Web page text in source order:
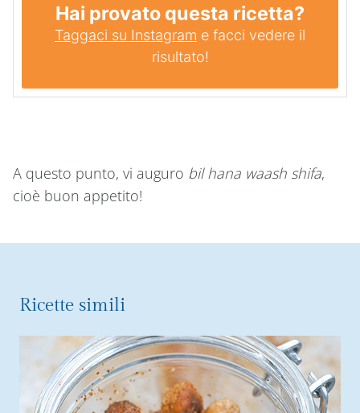
Hai provato questa ricetta?
Taggaci su Instagram e facci vedere il
risultato!
A questo punto, vi auguro bil hana waash shifa,
cioè buon appetito!
Ricette simili